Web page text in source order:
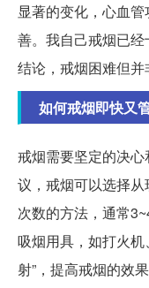
显著的变化，心血
善。我自己戒烟已
结论，戒烟困难但并
如何戒烟即快又
戒烟需要坚定的决
议，戒烟可以选择
次数的方法，通常
吸烟用具，如打火
射”，提高戒烟的效果